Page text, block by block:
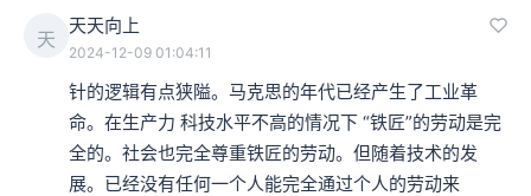
天
天天向上
2024-12-09 01:04:11
针的逻辑有点狭隘。马克思的年代已经产生了工业革
命。在生产力 科技水平不高的情况下 “铁匠”的劳动是完
全的。社会也完全尊重铁匠的劳动。但随着技术的发
展。已经没有任何一个人能完全通过个人的劳动来